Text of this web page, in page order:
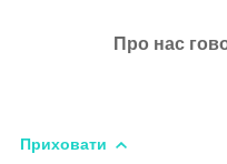
Про нас
Приховати